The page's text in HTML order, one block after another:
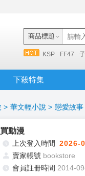
商品標題
KSP FF47
下殺特集
> 華文輕小說 > 戀愛故事
買動漫
上次登入時間 2026-
賣家帳號 bookstore
會員註冊時間 2014-